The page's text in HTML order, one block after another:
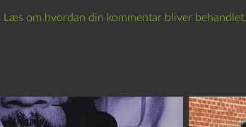
Læs om hvordan din kommentar bliver behandlet.